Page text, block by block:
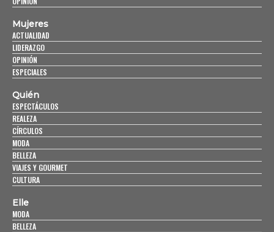
Mujeres
ACTUALIDAD
LIDERAZGO
OPINIÓN
ESPECIALES
Quién
ESPECTÁCULOS
REALEZA
CÍRCULOS
MODA
BELLEZA
VIAJES Y GOURMET
CULTURA
Elle
MODA
BELLEZA